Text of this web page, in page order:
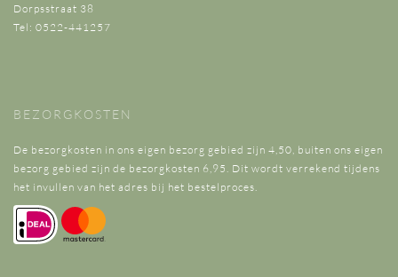
Dorpsstraat 38
Tel: 0522-441257
BEZORGKOSTEN
De bezorgkosten in ons eigen bezorg gebied zijn 4,50, buiten ons eigen
bezorg gebied zijn de bezorgkosten 6,95. Dit wordt verrekend tijdens
het invullen van het adres bij het bestelproces.